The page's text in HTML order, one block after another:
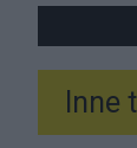
Inne